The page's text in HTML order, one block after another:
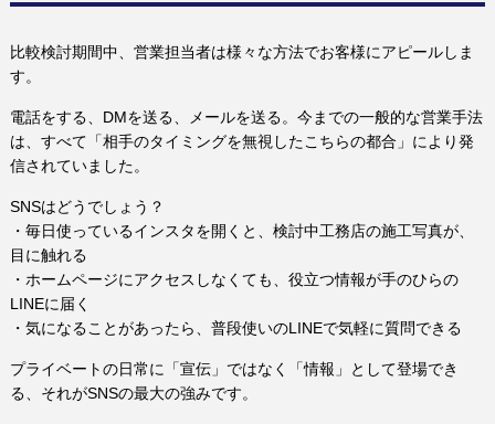
比較検討期間中、営業担当者は様々な方法でお客様にアピールしま
す。
電話をする、DMを送る、メールを送る。今までの一般的な営業手法
は、すべて「相手のタイミングを無視したこちらの都合」により発
信されていました。
SNSはどうでしょう？
・毎日使っているインスタを開くと、検討中工務店の施工写真が、
目に触れる
・ホームページにアクセスしなくても、役立つ情報が手のひらの
LINEに届く
・気になることがあったら、普段使いのLINEで気軽に質問できる
プライベートの日常に「宣伝」ではなく「情報」として登場でき
る、それがSNSの最大の強みです。